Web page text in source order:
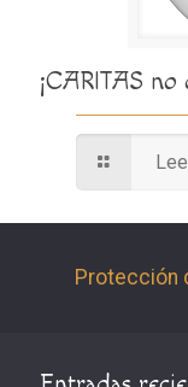
¡CARITAS
Protección